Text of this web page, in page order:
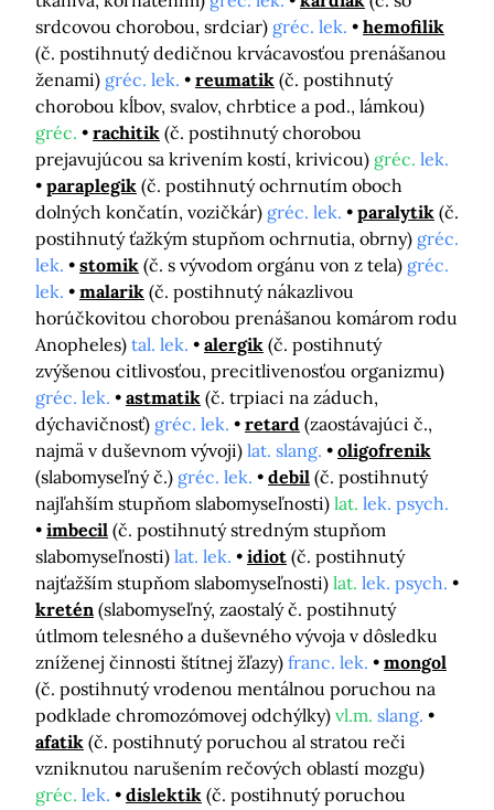
srdcovou chorobou, srdciar) gréc. lek.
hemofilik
(č. postihnutý dedičnou krvácavosťou prenášanou
ženami) gréc. lek. reumatik (č. postihnutý
chorobou kĺbov, svalov, chrbtice a pod., lámkou)
gréc.
rachitik (č. postihnutý chorobou
prejavujúcou sa krivením kostí, krivicou) gréc. lek.
paraplegik (č. postihnutý ochrnutím oboch
dolných končatín, vozičkár) gréc. lek. paralytik (č.
postihnutý ťažkým stupňom ochrnutia, obrny) gréc.
lek.
stomik (č. s vývodom orgánu von z tela) gréc.
lek.
malarik (č. postihnutý nákazlivou
horúčkovitou chorobou prenášanou komárom rodu
Anopheles) tal. lek. alergik (č. postihnutý
zvýšenou citlivosťou, precitlivenosťou organizmu)
gréc. lek.
astmatik (č. trpiaci na záduch,
dýchavičnosť) gréc. lek. retard (zaostávajúci č.,
najmä v duševnom vývoji) lat. slang.
oligofrenik
(slabomyseľný č.) gréc. lek. debil (č. postihnutý
najľahším stupňom slabomyseľnosti) lat. lek. psych.
imbecil (č. postihnutý stredným stupňom
slabomyseľnosti) lat. lek. idiot (č. postihnutý
najťažším stupňom slabomyseľnosti) lat. lek. psych.
kretén (slabomyseľný, zaostalý č. postihnutý
útlmom telesného a duševného vývoja v dôsledku
zníženej činnosti štítnej žľazy) franc. lek.
mongol
(č. postihnutý vrodenou mentálnou poruchou na
podklade chromozómovej odchýlky) vl.m. slang.
afatik (č. postihnutý poruchou al stratou reči
vzniknutou narušením rečových oblastí mozgu)
gréc. lek. dislektik (č. postihnutý poruchou